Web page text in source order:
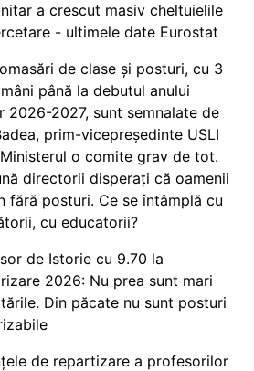
a crescut masiv cheltuielile
- ultimele date Eurostat
de clase și posturi, cu 3
până la debutul anului
2026-2027, sunt semnalate de
prim-vicepreședinte USLI
o comite grav de tot.
directorii disperați că oamenii
fără posturi. Ce se întâmplă cu
cu educatorii?
de Istorie cu 9.70 la
2026: Nu prea sunt mari
Din păcate nu sunt posturi
de repartizare a profesorilor